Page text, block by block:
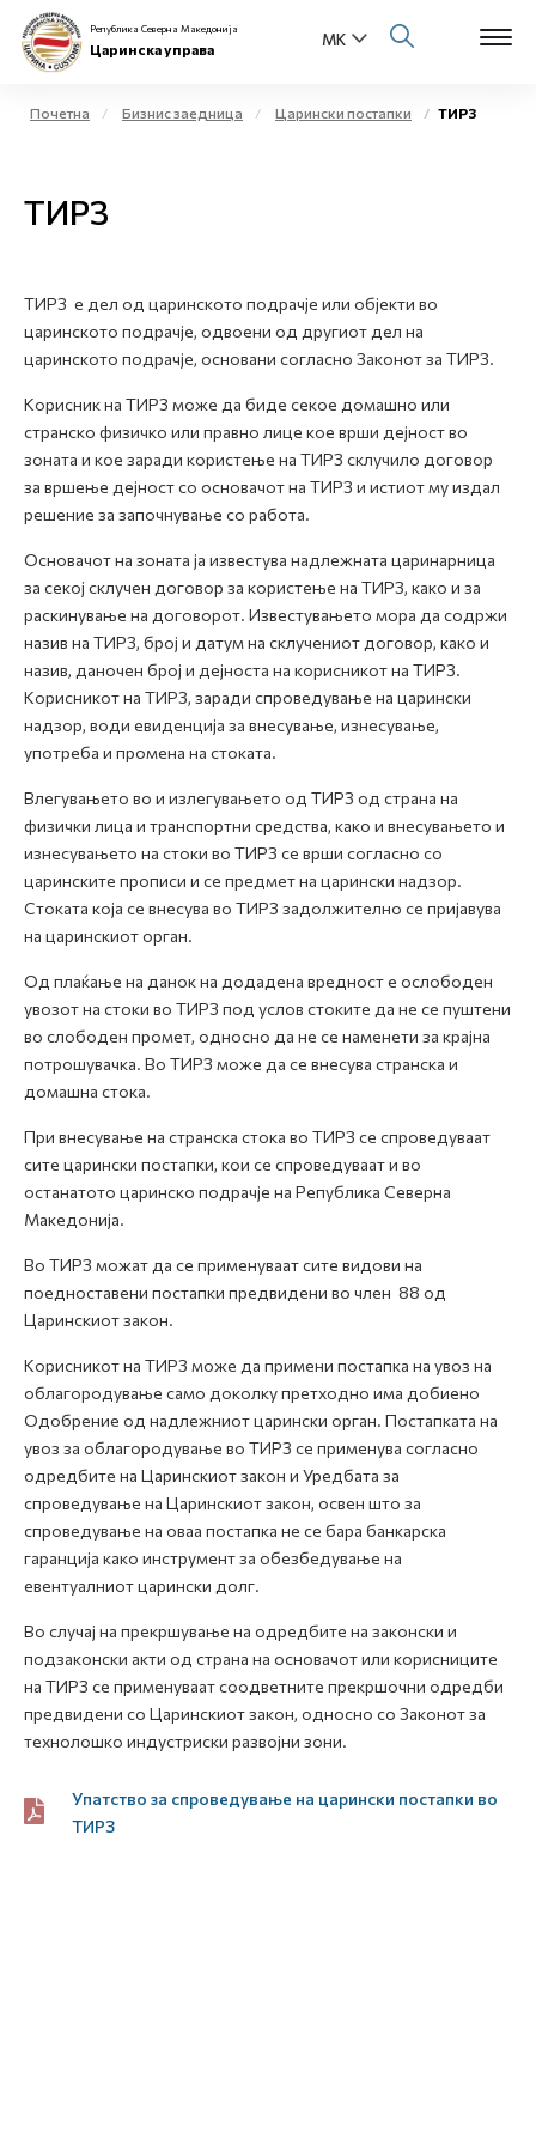
Бизнис заедница
Е-Царина
Медиа центар
Република Северна Македонија
Царинска управа
Почетна Бизнис заедница Царински постапки ТИРЗ
ТИРЗ
ТИРЗ е дел од царинското подрачје или објекти во
царинското подрачје, одвоени од другиот дел на
царинското подрачје, основани согласно Законот за ТИРЗ.
Корисник на ТИРЗ може да биде секое домашно или
странско физичко или правно лице кое врши дејност во
зоната и кое заради користење на ТИРЗ склучило договор
за вршење дејност со основачот на ТИРЗ и истиот му издал
решение за започнување со работа.
Основачот на зоната ја известува надлежната царинарница
за секој склучен договор за користење на ТИРЗ, како и за
раскинување на договорот. Известувањето мора да содржи
назив на ТИРЗ, број и датум на склучениот договор, како и
назив, даночен број и дејноста на корисникот на ТИРЗ.
Корисникот на ТИРЗ, заради спроведување на царински
надзор, води евиденција за внесување, изнесување,
употреба и промена на стоката.
Влегувањето во и излегувањето од ТИРЗ од страна на
физички лица и транспортни средства, како и внесувањето и
изнесувањето на стоки во ТИРЗ се врши согласно со
царинските прописи и се предмет на царински надзор.
Стоката која се внесува во ТИРЗ задолжително се пријавува
на царинскиот орган.
Од плаќање на данок на додадена вредност е ослободен
увозот на стоки во ТИРЗ под услов стоките да не се пуштени
во слободен промет, односно да не се наменети за крајна
потрошувачка. Во ТИРЗ може да се внесува странска и
домашна стока.
При внесување на странска стока во ТИРЗ се спроведуваат
сите царински постапки, кои се спроведуваат и во
останатото царинско подрачје на Република Северна
Македонија.
Во ТИРЗ можат да се применуваат сите видови на
поедноставени постапки предвидени во член 88 од
Царинскиот закон.
Корисникот на ТИРЗ може да примени постапка на увоз на
облагородување само доколку претходно има добиено
Одобрение од надлежниот царински орган. Постапката на
увоз за облагородување во ТИРЗ се применува согласно
одредбите на Царинскиот закон и Уредбата за
спроведување на Царинскиот закон, освен што за
спроведување на оваа постапка не се бара банкарска
гаранција како инструмент за обезбедување на
евентуалниот царински долг.
Во случај на прекршување на одредбите на законски и
подзаконски акти од страна на основачот или корисниците
на ТИРЗ се применуваат соодветните прекршочни одредби
предвидени со Царинскиот закон, односно со Законот за
технолошко индустриски развојни зони.
Упатство за спроведување на царински постапки во
ТИРЗ